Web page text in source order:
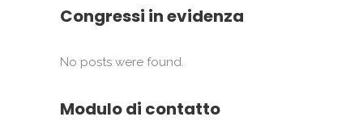
Congressi in evidenza
No posts were found.
Modulo di contatto